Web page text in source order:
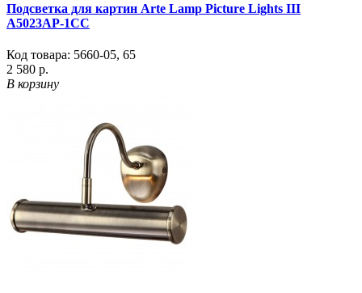
Подсветка для картин Arte Lamp Picture Lights III
A5023AP-1CC
Код товара: 5660-05, 65
2 580 р.
В корзину